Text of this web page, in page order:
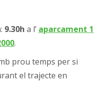
9.30h a l’ aparcament 1
.
prou temps per si
el trajecte en